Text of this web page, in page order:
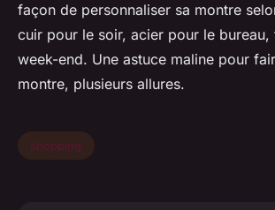
façon de personnaliser sa montre
cuir pour le soir, acier pour le
week-end. Une astuce maline pour
montre, plusieurs allures.
shopping